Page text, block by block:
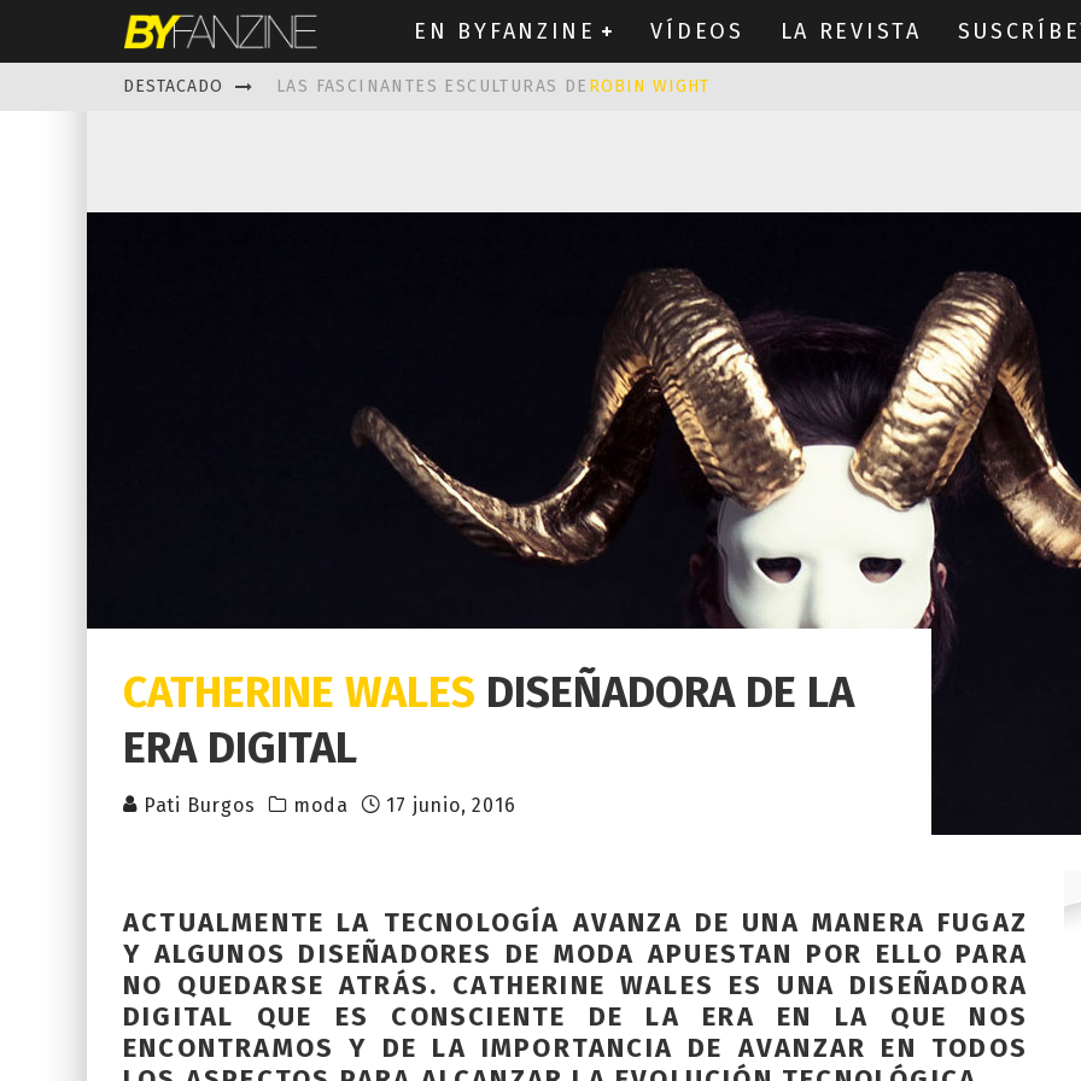
EN BYFANZINE VÍDEOS LA REVISTA
DESTACADO
LAS FASCINANTES ESCULTURAS DE
KAETHE BUTCHER EXPLORACIÓN PROVOCATIVA Y ERÓTICA
CATHERINE WALES DISEÑADORA DE LA
ERA DIGITAL
Pati Burgos moda 17 junio, 2016
ACTUALMENTE LA TECNOLOGÍA AVANZA DE UNA MANERA FUGAZ
Y ALGUNOS DISEÑADORES DE MODA APUESTAN POR ELLO PARA
NO QUEDARSE ATRÁS. CATHERINE WALES ES UNA DISEÑADORA
DIGITAL QUE ES CONSCIENTE DE LA ERA EN LA QUE NOS
ENCONTRAMOS Y DE LA IMPORTANCIA DE AVANZAR EN TODOS